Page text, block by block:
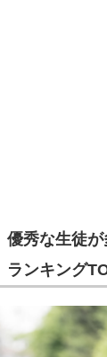
優秀な生徒
ランキング